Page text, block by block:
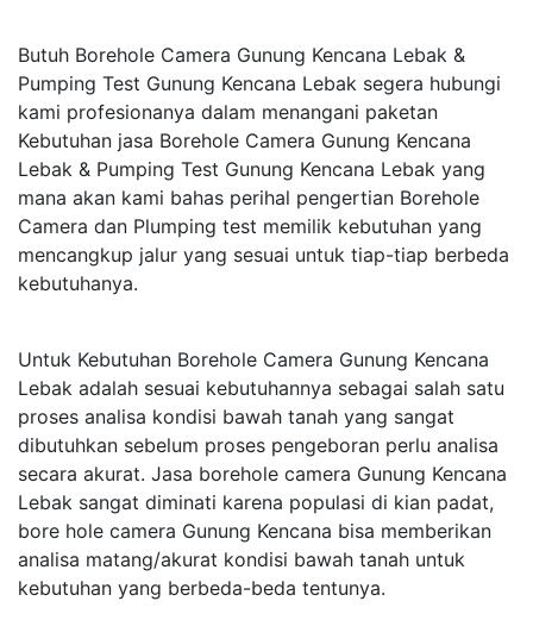
Butuh Borehole Camera Gunung Kencana Lebak &
Pumping Test Gunung Kencana Lebak segera hubungi
kami profesionanya dalam menangani paketan
Kebutuhan jasa Borehole Camera Gunung Kencana
Lebak & Pumping Test Gunung Kencana Lebak yang
mana akan kami bahas perihal pengertian Borehole
Camera dan Plumping test memilik kebutuhan yang
mencangkup jalur yang sesuai untuk tiap-tiap berbeda
kebutuhanya.
Untuk Kebutuhan Borehole Camera Gunung Kencana
Lebak adalah sesuai kebutuhannya sebagai salah satu
proses analisa kondisi bawah tanah yang sangat
dibutuhkan sebelum proses pengeboran perlu analisa
secara akurat. Jasa borehole camera Gunung Kencana
Lebak sangat diminati karena populasi di kian padat,
bore hole camera Gunung Kencana bisa memberikan
analisa matang/akurat kondisi bawah tanah untuk
kebutuhan yang berbeda-beda tentunya.